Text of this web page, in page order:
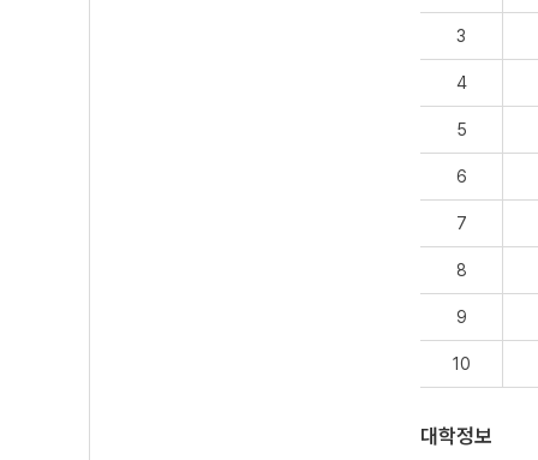
3
4
5
6
7
8
9
10
대학정보